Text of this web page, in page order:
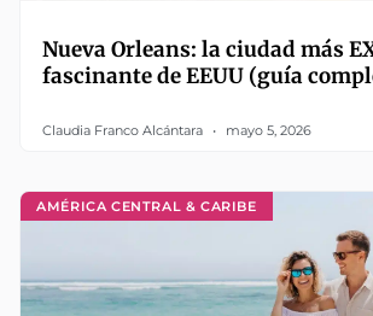
Nueva Orleans: la ciudad más
fascinante de EEUU (guía
Claudia Franco Alcántara mayo 5, 2026
AMÉRICA CENTRAL & CARIBE